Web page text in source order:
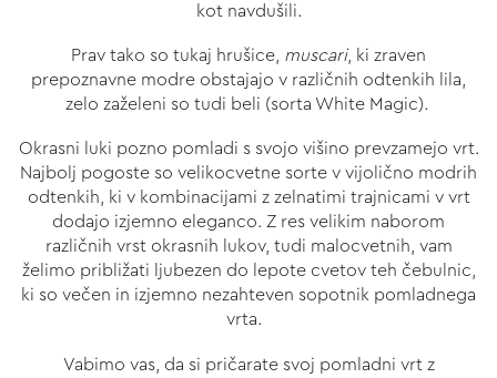
kot navdušili.
Prav tako so tukaj hrušice, muscari, ki zraven
prepoznavne modre obstajajo v različnih odtenkih lila,
zelo zaželeni so tudi beli (sorta White Magic).
Okrasni luki pozno pomladi s svojo višino prevzamejo vrt.
Najbolj pogoste so velikocvetne sorte v vijolično modrih
odtenkih, ki v kombinacijami z zelnatimi trajnicami v vrt
dodajo izjemno eleganco. Z res velikim naborom
različnih vrst okrasnih lukov, tudi malocvetnih, vam
želimo približati ljubezen do lepote cvetov teh čebulnic,
ki so večen in izjemno nezahteven sopotnik pomladnega
vrta.
Vabimo vas, da si pričarate svoj pomladni vrt z